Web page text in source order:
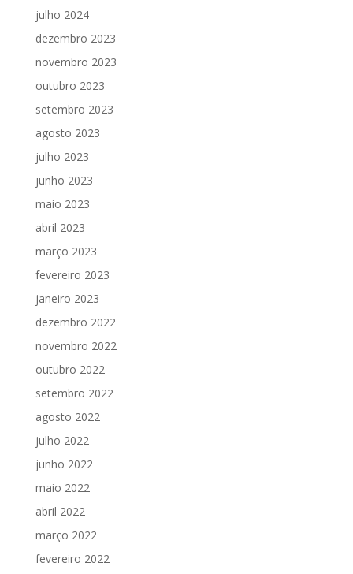
julho 2024
dezembro 2023
novembro 2023
outubro 2023
setembro 2023
agosto 2023
julho 2023
junho 2023
maio 2023
abril 2023
março 2023
fevereiro 2023
janeiro 2023
dezembro 2022
novembro 2022
outubro 2022
setembro 2022
agosto 2022
julho 2022
junho 2022
maio 2022
abril 2022
março 2022
fevereiro 2022